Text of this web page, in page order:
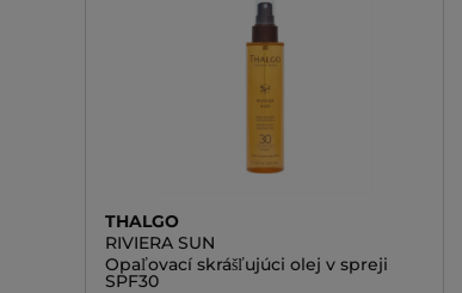
THALGO
RIVIERA SUN
Opaľovací skrášľujúci olej v spreji
SPF30